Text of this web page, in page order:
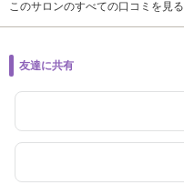
このサロンのすべての口コミを見る
友達に共有